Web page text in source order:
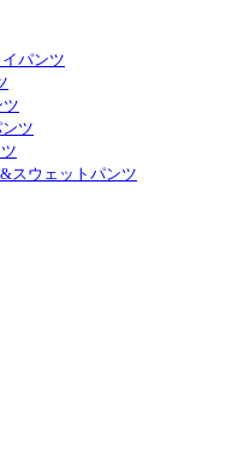
パンツ
ツ
ツ
スウェットパンツ